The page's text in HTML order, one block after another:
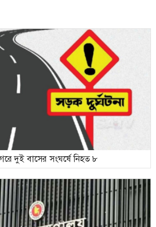
দুই বাসের সংঘর্ষে নিহত ৮